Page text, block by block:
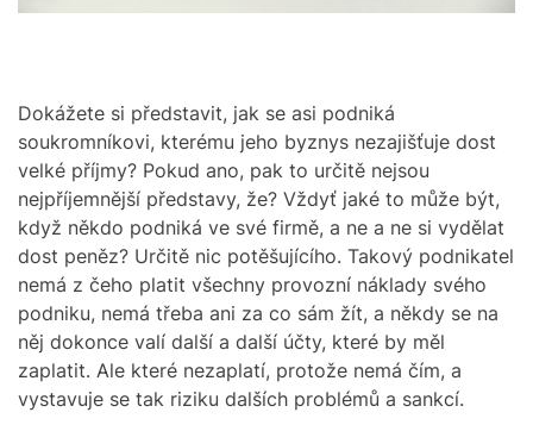
e
Dokážete si představit, jak se asi podniká
soukromníkovi, kterému jeho byznys nezajišťuje dost
velké příjmy? Pokud ano, pak to určitě nejsou
nejpříjemnější představy, že? Vždyť jaké to může být,
když někdo podniká ve své firmě, a ne a ne si vydělat
dost peněz? Určitě nic potěšujícího. Takový podnikatel
nemá z čeho platit všechny provozní náklady svého
podniku, nemá třeba ani za co sám žít, a někdy se na
něj dokonce valí další a další účty, které by měl
zaplatit. Ale které nezaplatí, protože nemá čím, a
vystavuje se tak riziku dalších problémů a sankcí.